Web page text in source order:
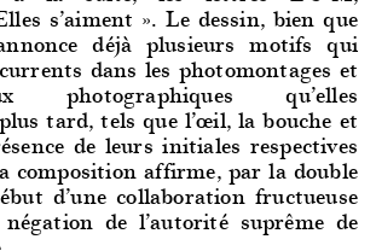
s’aiment ». Le dessin, bien que
déjà plusieurs motifs qui
dans les photomontages et
photographiques qu’elles
tard, tels que l’œil, la bouche et
de leurs initiales respectives
composition affirme, par la double
d’une collaboration fructueuse
de l’autorité suprême de